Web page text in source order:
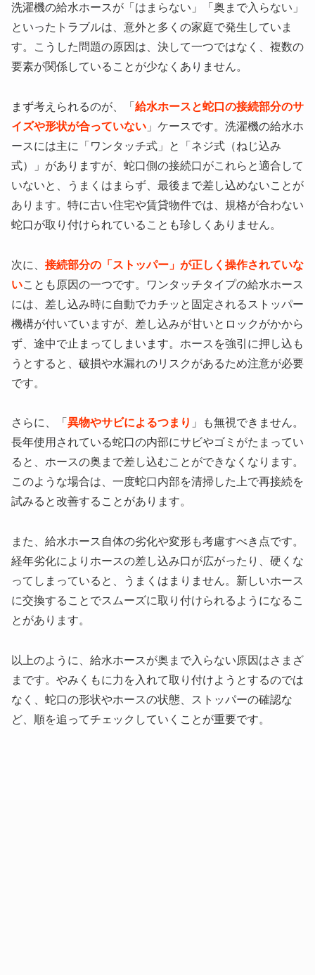
洗濯機の給水ホースが「はまらない」「奥まで入らない」
といったトラブルは、意外と多くの家庭で発生していま
す。こうした問題の原因は、決して一つではなく、複数の
要素が関係していることが少なくありません。
まず考えられるのが、「 給水ホースと蛇口の接続部分のサ
イズや形状が合っていない 」ケースです。洗濯機の給水ホ
ースには主に「ワンタッチ式」と「ネジ式（ねじ込み
式）」がありますが、蛇口側の接続口がこれらと適合して
いないと、うまくはまらず、最後まで差し込めないことが
あります。特に古い住宅や賃貸物件では、規格が合わない
蛇口が取り付けられていることも珍しくありません。
次に、 接続部分の「ストッパー」が正しく操作されていな
いことも原因の一つです。ワンタッチタイプの給水ホース
には、差し込み時に自動でカチッと固定されるストッパー
機構が付いていますが、差し込みが甘いとロックがかから
ず、途中で止まってしまいます。ホースを強引に押し込も
うとすると、破損や水漏れのリスクがあるため注意が必要
です。
さらに、「 異物やサビによるつまり 」も無視できません。
長年使用されている蛇口の内部にサビやゴミがたまってい
ると、ホースの奥まで差し込むことができなくなります。
このような場合は、一度蛇口内部を清掃した上で再接続を
試みると改善することがあります。
また、給水ホース自体の劣化や変形も考慮すべき点です。
経年劣化によりホースの差し込み口が広がったり、硬くな
ってしまっていると、うまくはまりません。新しいホース
に交換することでスムーズに取り付けられるようになるこ
とがあります。
以上のように、給水ホースが奥まで入らない原因はさまざ
まです。やみくもに力を入れて取り付けようとするのでは
なく、蛇口の形状やホースの状態、ストッパーの確認な
ど、順を追ってチェックしていくことが重要です。